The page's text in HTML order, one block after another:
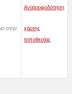
στην
Ανατροφοδότηση
χάρτης
τοποθεσίας